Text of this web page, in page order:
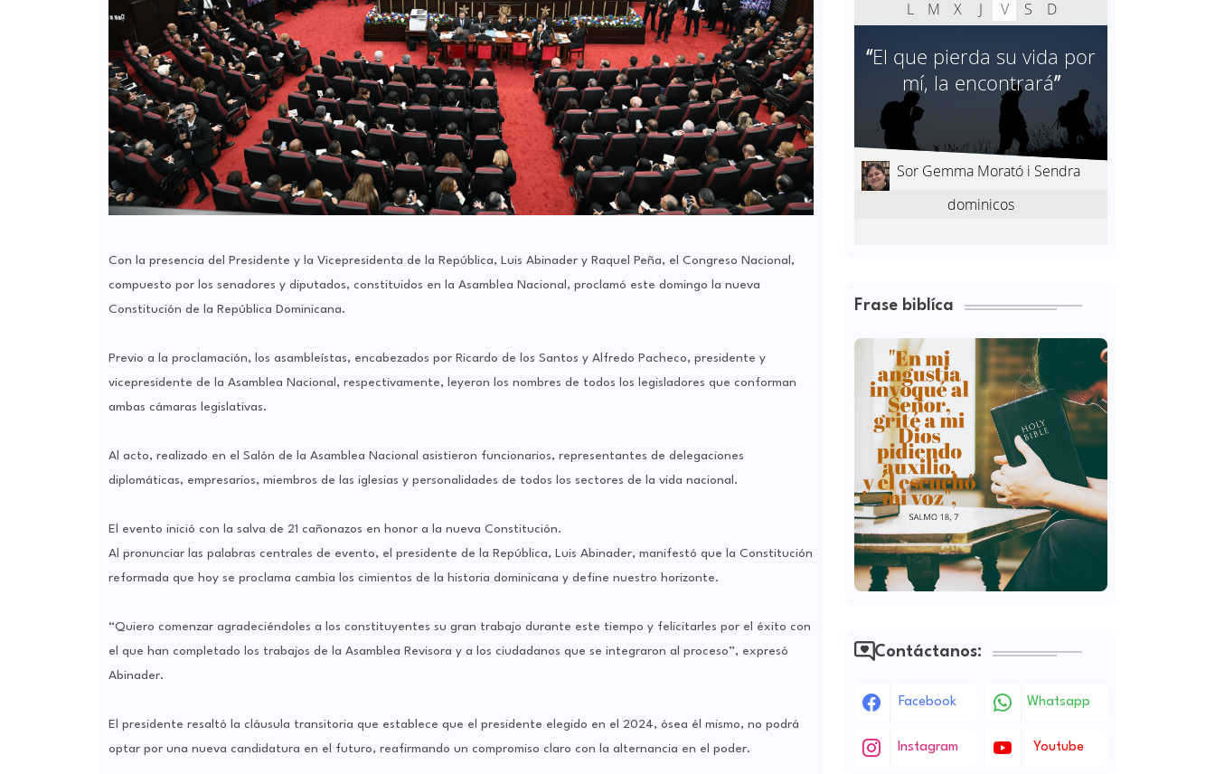
Con la presencia del Presidente y la Vicepresidenta de la República, Luis Abinader y Raquel Peña, el Congreso Nacional,
compuesto por los senadores y diputados, constituidos en la Asamblea Nacional, proclamó este domingo la nueva
Constitución de la República Dominicana.
Previo a la proclamación, los asambleístas, encabezados por Ricardo de los Santos y Alfredo Pacheco, presidente y
vicepresidente de la Asamblea Nacional, respectivamente, leyeron los nombres de todos los legisladores que conforman
ambas cámaras legislativas.
Al acto, realizado en el Salón de la Asamblea Nacional asistieron funcionarios, representantes de delegaciones
diplomáticas, empresarios, miembros de las iglesias y personalidades de todos los sectores de la vida nacional.
El evento inició con la salva de 21 cañonazos en honor a la nueva Constitución.
Al pronunciar las palabras centrales de evento, el presidente de la República, Luis Abinader, manifestó que la Constitución
reformada que hoy se proclama cambia los cimientos de la historia dominicana y define nuestro horizonte.
“Quiero comenzar agradeciéndoles a los constituyentes su gran trabajo durante este tiempo y felicitarles por el éxito con
el que han completado los trabajos de la Asamblea Revisora y a los ciudadanos que se integraron al proceso”, expresó
Abinader.
El presidente resaltó la cláusula transitoria que establece que el presidente elegido en el 2024, ósea él mismo, no podrá
optar por una nueva candidatura en el futuro, reafirmando un compromiso claro con la alternancia en el poder.
Frase biblíca
Contáctanos:
Facebook Whatsapp
Instagram Youtube